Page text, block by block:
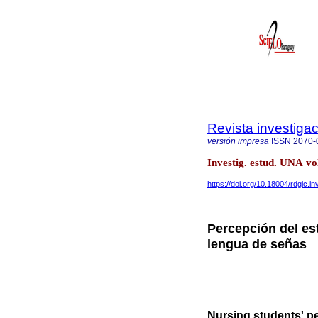
Revista
versión impresa ISSN 2070-
Investig. estud. UNA
https://doi.org/10.18004/
Percepción del
lengua de señas